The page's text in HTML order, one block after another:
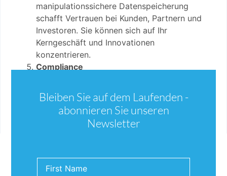
manipulationssichere Datenspeicherung
schafft Vertrauen bei Kunden, Partnern und
Investoren. Sie können sich auf Ihr
Kerngeschäft und Innovationen
konzentrieren.
Compliance
es Unternehmen, die gesetzlichen
Vorschrifteneinzuhalten und einen klaren
Prüfpfad für die Rechenschaftspflicht zu
Bleiben Sie auf dem Laufenden -
abonnieren Sie unseren
Newsletter